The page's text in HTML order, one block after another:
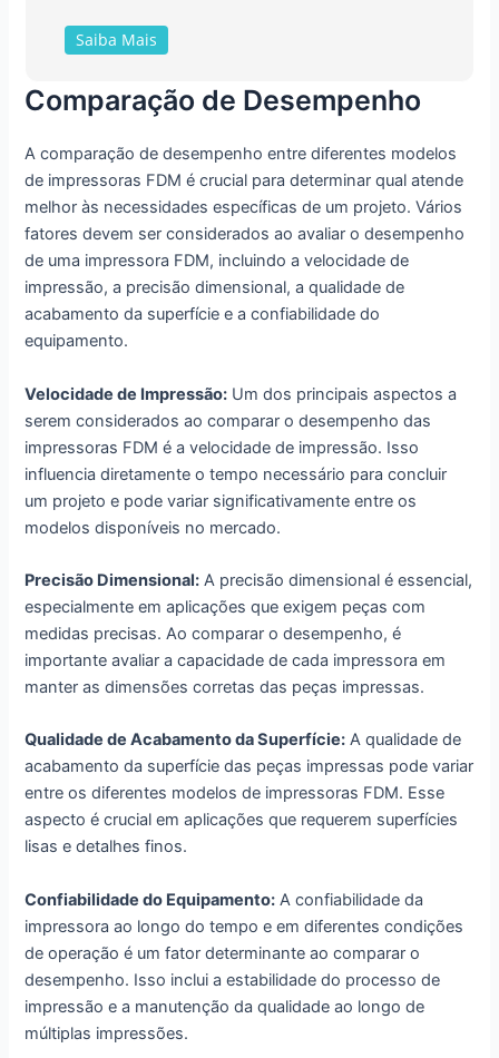
Saiba Mais
Comparação de Desempenho
A comparação de desempenho entre diferentes modelos
de impressoras FDM é crucial para determinar qual atende
melhor às necessidades específicas de um projeto. Vários
fatores devem ser considerados ao avaliar o desempenho
de uma impressora FDM, incluindo a velocidade de
impressão, a precisão dimensional, a qualidade de
acabamento da superfície e a confiabilidade do
equipamento.
Velocidade de Impressão: Um dos principais aspectos a
serem considerados ao comparar o desempenho das
impressoras FDM é a velocidade de impressão. Isso
influencia diretamente o tempo necessário para concluir
um projeto e pode variar significativamente entre os
modelos disponíveis no mercado.
Precisão Dimensional: A precisão dimensional é essencial,
especialmente em aplicações que exigem peças com
medidas precisas. Ao comparar o desempenho, é
importante avaliar a capacidade de cada impressora em
manter as dimensões corretas das peças impressas.
Qualidade de Acabamento da Superfície: A qualidade de
acabamento da superfície das peças impressas pode variar
entre os diferentes modelos de impressoras FDM. Esse
aspecto é crucial em aplicações que requerem superfícies
lisas e detalhes finos.
Confiabilidade do Equipamento: A confiabilidade da
impressora ao longo do tempo e em diferentes condições
de operação é um fator determinante ao comparar o
desempenho. Isso inclui a estabilidade do processo de
impressão e a manutenção da qualidade ao longo de
múltiplas impressões.